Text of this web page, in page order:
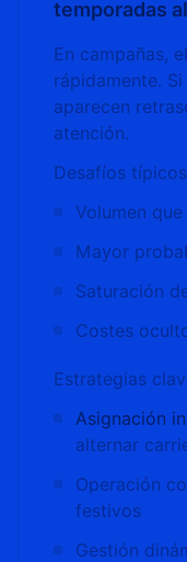
temporadas
En campañas,
rápidamente.
aparecen
atención.
Desafíos
Volumen
Mayor
Saturación
Costes
Estrategias
Asignación
alternar
Operación
festivos
Gestión